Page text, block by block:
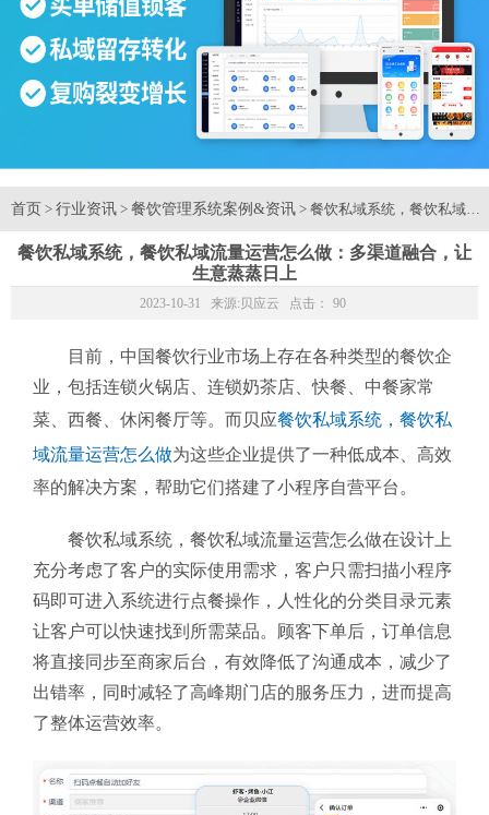
首页 > 行业资讯 > 餐饮管理系统案例&资讯 > 餐饮私域系统，餐饮私域流
餐饮私域系统，餐饮私域流量运营怎么做：多渠道融合，让
生意蒸蒸日上
2023-10-31 来源: 贝应云 点击： 90
目前，中国餐饮行业市场上存在各种类型的餐饮企
业，包括连锁火锅店、连锁奶茶店、快餐、中餐家常
菜、西餐、休闲餐厅等。而贝应餐饮私域系统，餐饮私
域流量运营怎么做为这些企业提供了一种低成本、高效
率的解决方案，帮助它们搭建了小程序自营平台。
餐饮私域系统，餐饮私域流量运营怎么做在设计上
充分考虑了客户的实际使用需求，客户只需扫描小程序
码即可进入系统进行点餐操作，人性化的分类目录元素
让客户可以快速找到所需菜品。顾客下单后，订单信息
将直接同步至商家后台，有效降低了沟通成本，减少了
出错率，同时减轻了高峰期门店的服务压力，进而提高
了整体运营效率。